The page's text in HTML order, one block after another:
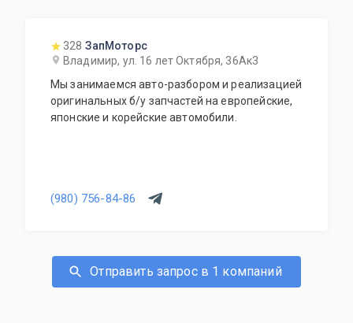
328 ЗапМоторс
Владимир, ул. 16 лет Октября, 36Ак3
Мы занимаемся авто-разбором и реализацией
оригинальных б/у запчастей на европейские,
японские и корейские автомобили.
(980) 756-84-86
Отправить запрос в 1 компаний